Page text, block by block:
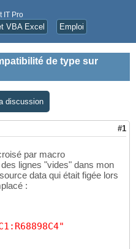
IT Pro
VBA Excel Emploi
de type sur
discussion
#1
par macro
lignes "vides" dans mon
data qui était figée lors
: